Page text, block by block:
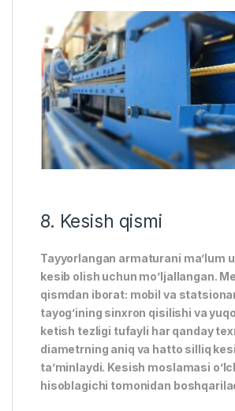
8. Kesish qismi
Tayyorlangan armaturani ma’lum
kesib olish uchun mo’ljallangan.
qismdan iborat: mobil va
tayog’ining sinxron qisilishi va
ketish tezligi tufayli har qanday
diametrning aniq va hatto silliq
ta’minlaydi. Kesish moslamasi
hisoblagichi tomonidan